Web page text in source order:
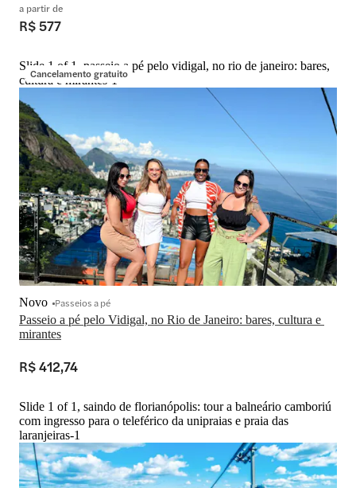
a partir de
R$ 577
Cancelamento gratuito
Slide 1 of 1, passeio a pé pelo vidigal, no rio de janeiro: bares,
cultura e mirantes-1
Passeio a pé pelo Vidigal, no Rio de Janeiro: bares, cultura e
mirantes
Novo Passeios a pé
R$ 412,74
Slide 1 of 1, saindo de florianópolis: tour a balneário camboriú
com ingresso para o teleférico da unipraias e praia das
laranjeiras-1